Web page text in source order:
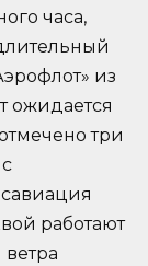
часа,
из
ожидается
три
работают